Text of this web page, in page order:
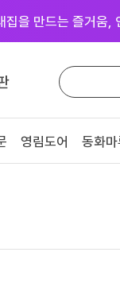
집을 만드는 즐거움,
영림도어 동화마
기